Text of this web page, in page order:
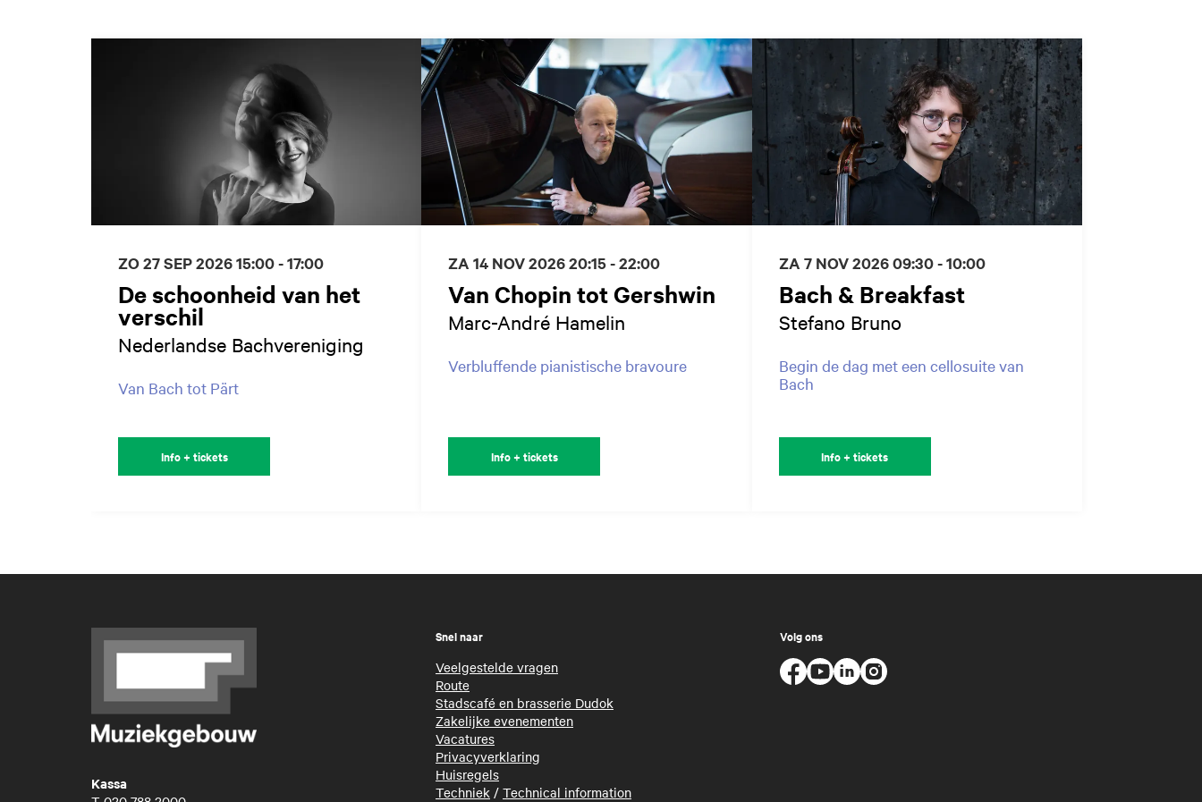
De schoonheid van het
verschil
Nederlandse Bachvereniging
Van Bach tot Pärt
ZO 27 SEP 202615:00 - 17:00
Info + tickets
Van Chopin tot Gershwin
Marc-André Hamelin
Verbluffende pianistische bravoure
ZA 14 NOV 202620:15 - 22:00
Info + tickets
Bach & Breakfast
Stefano Bruno
Begin de dag met een cellosuite van
Bach
ZA 7 NOV 202609:30 - 10:00
Info + tickets
Kassa
Snel naar
Veelgestelde vragen
Route
Stadscafé en brasserie Dudok
Zakelijke evenementen
Vacatures
Privacyverklaring
Huisregels
Techniek / Technical information
Volg ons